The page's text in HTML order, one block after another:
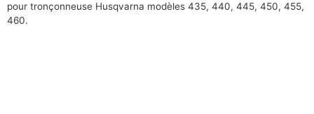
pour tronçonneuse Husqvarna modèles 435, 440, 445, 450, 455,
460.